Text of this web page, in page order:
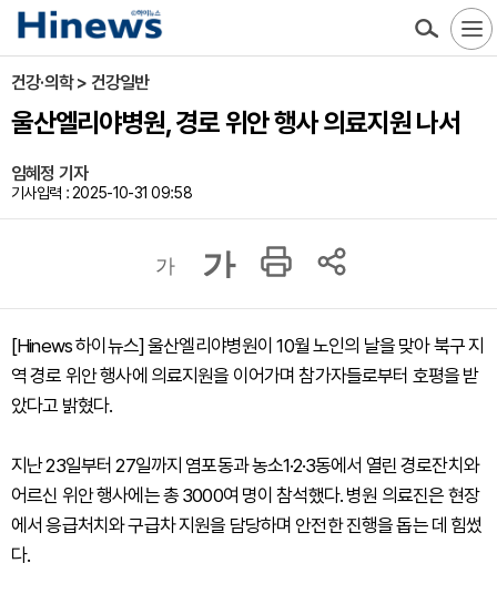
건강·의학 > 건강일반
울산엘리야병원, 경로 위안 행사 의료지원 나서
임혜정 기자
기사입력 : 2025-10-31 09:58
가 가
[Hinews 하이뉴스] 울산엘리야병원이 10월 노인의 날을 맞아 북구 지
역 경로 위안 행사에 의료지원을 이어가며 참가자들로부터 호평을 받
았다고 밝혔다.
지난 23일부터 27일까지 염포동과 농소1·2·3동에서 열린 경로잔치와
어르신 위안 행사에는 총 3000여 명이 참석했다. 병원 의료진은 현장
에서 응급처치와 구급차 지원을 담당하며 안전한 진행을 돕는 데 힘썼
다.